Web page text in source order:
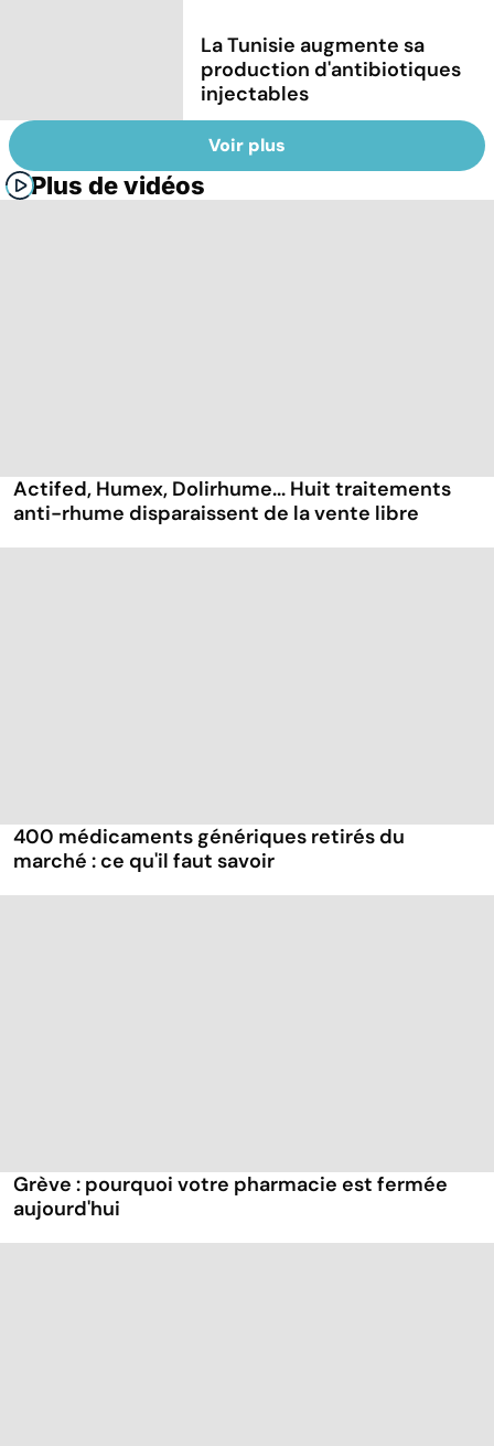
La Tunisie augmente sa
production d'antibiotiques
injectables
Voir plus
Plus de vidéos
Actifed, Humex, Dolirhume... Huit traitements
anti-rhume disparaissent de la vente libre
400 médicaments génériques retirés du
marché : ce qu'il faut savoir
Grève : pourquoi votre pharmacie est fermée
aujourd'hui